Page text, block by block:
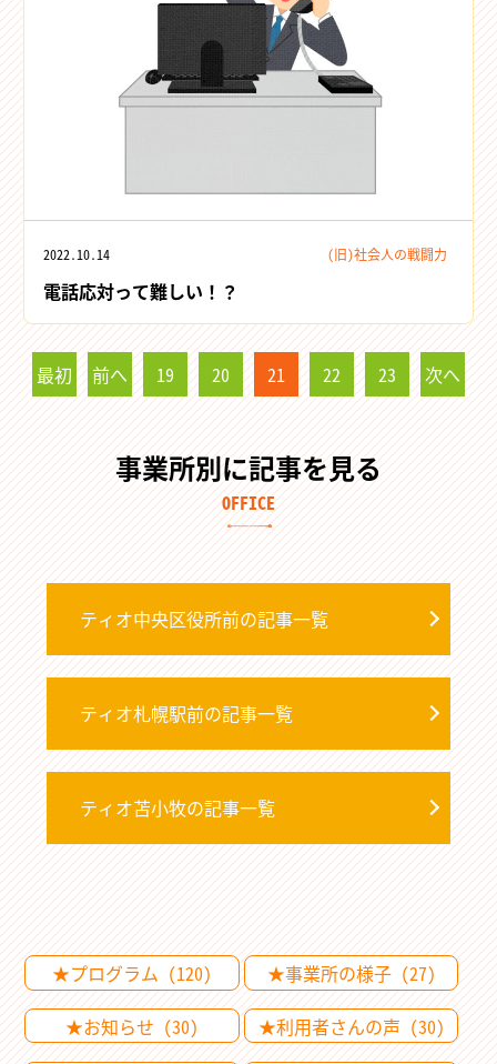
2022.10.14 (旧)社会人の戦闘力
電話応対って難しい！？
最初 前へ 19 20 21 22 23 次へ
事業所別に記事を見る
OFFICE
ティオ中央区役所前の記事一覧
ティオ札幌駅前の記事一覧
ティオ苫小牧の記事一覧
★プログラム (120)
★事業所の様子 (27)
★お知らせ (30)
★利用者さんの声 (30)